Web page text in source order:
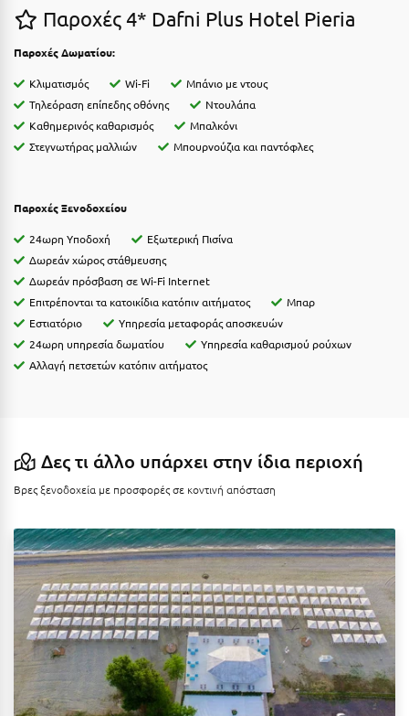
Ιωάννινα
Κ
Καβάλα
Καλάβρυτα
Κάλαμος
Καλαμπάκα
Κάλυμνος
Καμένα Βούρλα
Καρδάμαινα
Καρπενήσι
Κάσος
Κασσάνδρα
Καστοριά
Κατερίνη
Κέα - Τζιά
Παροχές 4* Dafni Plus Hotel Pieria
Παροχές Δωματίου:
Κλιματισμός Wi-Fi
Μπάνιο με ντους
Τηλεόραση επίπεδης οθόνης
Ντουλάπα
Καθημερινός καθαρισμός
Μπαλκόνι
Στεγνωτήρας μαλλιών
Μπουρνούζια και παντόφλες
Παροχές Ξενοδοχείου
24ωρη Υποδοχή
Εξωτερική Πισίνα
Δωρεάν χώρος στάθμευσης
Δωρεάν πρόσβαση σε Wi-Fi Internet
Επιτρέπονται τα κατοικίδια κατόπιν αιτήματος
Μπαρ
Εστιατόριο
Υπηρεσία μεταφοράς αποσκευών
24ωρη υπηρεσία δωματίου
Υπηρεσία καθαρισμού ρούχων
Αλλαγή πετσετών κατόπιν αιτήματος
Δες τι άλλο υπάρχει στην ίδια περιοχή
Βρες ξενοδοχεία με προσφορές σε κοντινή απόσταση